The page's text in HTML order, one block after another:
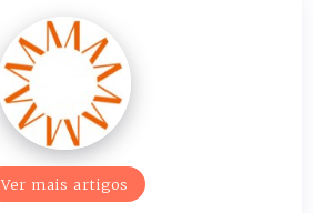
Ver mais artigos